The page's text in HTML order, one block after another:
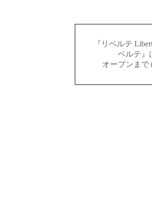
『リベルテ
ベルテ』
オープンまで